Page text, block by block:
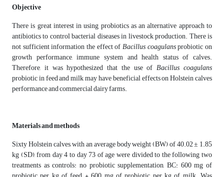
Objective
There is great interest in using probiotics as an alternative approach to
antibiotics to control bacterial diseases in livestock production. There is
not sufficient information the effect ofBacillus coagulansprobiotic on
growth performance, immune system and health status of calves.
Therefore, it was hypothesized that the use ofBacillus coagulans
probiotic in feed and milk may have beneficial effects on Holstein calves
performance and commercial dairy farms.
Materials and methods
Sixty Holstein calves, with an average body weight (BW) of 40.02 ± 1.85
kg (SD), from day 4 to day 73 of age were divided to the following two
treatments as controls: no probiotic supplementation, BC: 600 mg of